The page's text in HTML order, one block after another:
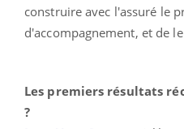
construire avec l'assuré le
d'accompagnement, et de
Les premiers résultats
?